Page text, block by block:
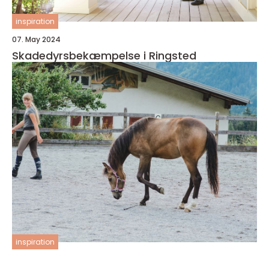
inspiration
07. May 2024
Skadedyrsbekæmpelse i Ringsted
inspiration